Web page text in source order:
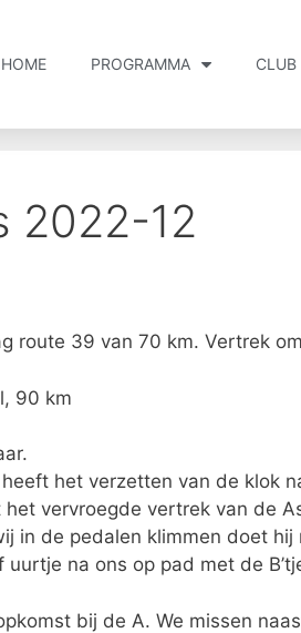
HOME PROGRAMMA CLUB
2022-12
route 39 van 70 km. Vertrek om
90 km
het verzetten van de klok
vervroegde vertrek van de
in de pedalen klimmen doet
uurtje na ons op pad met de
bij de A. We missen